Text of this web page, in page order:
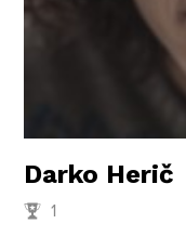
Darko Herič
1